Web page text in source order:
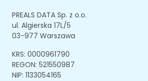
PREALS DATA Sp. z o.o.
ul. Algierska 17L/5
03-977 Warszawa
KRS: 0000961790
REGON: 521550987
NIP: 1133054165